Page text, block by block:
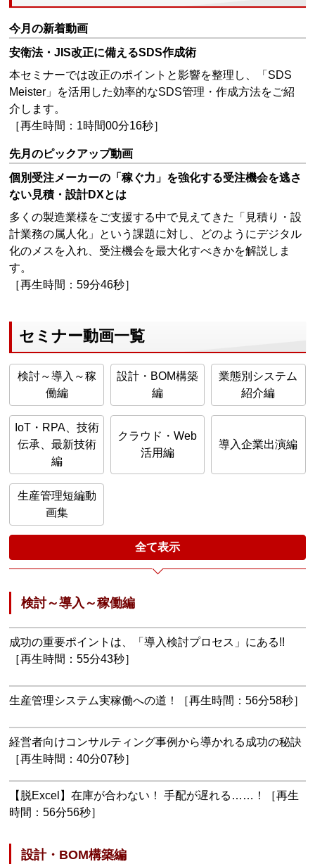
今月の新着動画
安衛法・JIS改正に備えるSDS作成術
本セミナーでは改正のポイントと影響を整理し、「SDS
Meister」を活用した効率的なSDS管理・作成方法をご紹
介します。
［再生時間：1時間00分16秒］
先月のピックアップ動画
個別受注メーカーの「稼ぐ力」を強化する受注機会を逃さ
ない見積・設計DXとは
多くの製造業様をご支援する中で見えてきた「見積り・設
計業務の属人化」という課題に対し、どのようにデジタル
化のメスを入れ、受注機会を最大化すべきかを解説しま
す。
［再生時間：59分46秒］
セミナー動画一覧
検討～導入～稼
働編
設計・BOM構築
編
業態別システム
紹介編
IoT・RPA、技術
伝承、最新技術
編
クラウド・Web
活用編
導入企業出演編
生産管理短編動
画集
全て表示
検討～導入～稼働編
成功の重要ポイントは、「導入検討プロセス」にある!!
［再生時間：55分43秒］
生産管理システム実稼働への道！［再生時間：56分58秒］
経営者向けコンサルティング事例から導かれる成功の秘訣
［再生時間：40分07秒］
【脱Excel】在庫が合わない！ 手配が遅れる……！［再生
時間：56分56秒］
設計・BOM構築編